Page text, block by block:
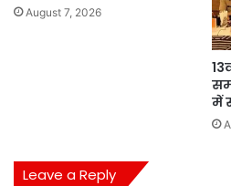
August 7, 2026
में
Leave a Reply